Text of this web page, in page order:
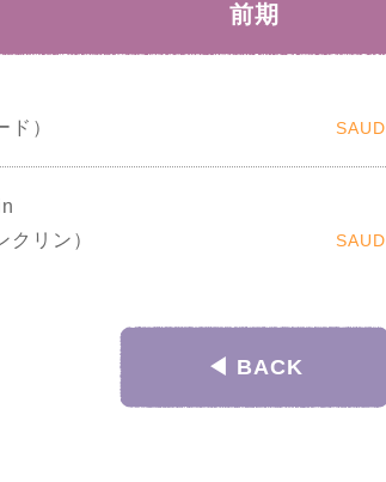
前期
ド）
クリン）
◀︎ BACK